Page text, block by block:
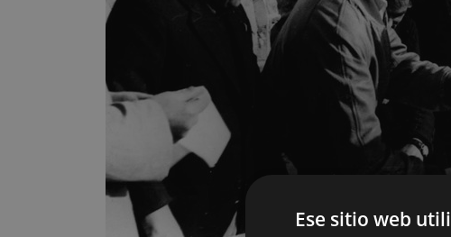
Ese sitio web